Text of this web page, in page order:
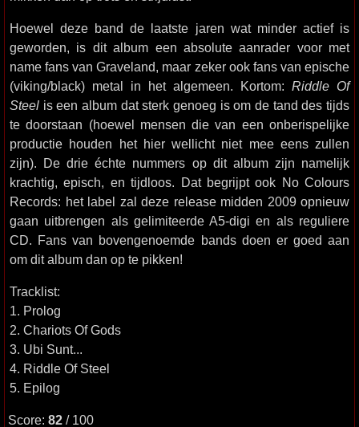
Hoewel deze band de laatste jaren wat minder actief is
geworden, is dit album een absolute aanrader voor met
name fans van Graveland, maar zeker ook fans van epische
(viking/black) metal in het algemeen. Kortom: Riddle Of
Steel is een album dat sterk genoeg is om de tand des tijds
te doorstaan (hoewel mensen die van een onberispelijke
productie houden het hier wellicht niet mee eens zullen
zijn). De drie échte nummers op dit album zijn namelijk
krachtig, episch, en tijdloos. Dat begrijpt ook No Colours
Records: het label zal deze release midden 2009 opnieuw
gaan uitbrengen als gelimiteerde A5-digi en als reguliere
CD. Fans van bovengenoemde bands doen er goed aan
om dit album dan op te pikken!
Tracklist:
1. Prolog
2. Chariots Of Gods
3. Ubi Sunt...
4. Riddle Of Steel
5. Epilog
Score: 82 / 100